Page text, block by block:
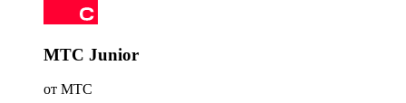
МТС Junior
от МТС